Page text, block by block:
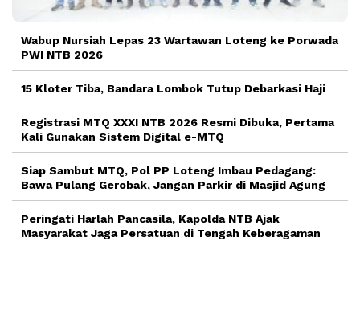
Wabup Nursiah Lepas 23 Wartawan Loteng ke Porwada
PWI NTB 2026
15 Kloter Tiba, Bandara Lombok Tutup Debarkasi Haji
Registrasi MTQ XXXI NTB 2026 Resmi Dibuka, Pertama
Kali Gunakan Sistem Digital e-MTQ
Siap Sambut MTQ, Pol PP Loteng Imbau Pedagang:
Bawa Pulang Gerobak, Jangan Parkir di Masjid Agung
Peringati Harlah Pancasila, Kapolda NTB Ajak
Masyarakat Jaga Persatuan di Tengah Keberagaman